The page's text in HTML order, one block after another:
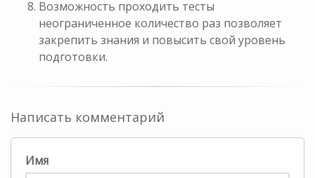
Возможность проходить тесты
неограниченное количество раз позволяет
закрепить знания и повысить свой уровень
подготовки.
Написать комментарий
Имя